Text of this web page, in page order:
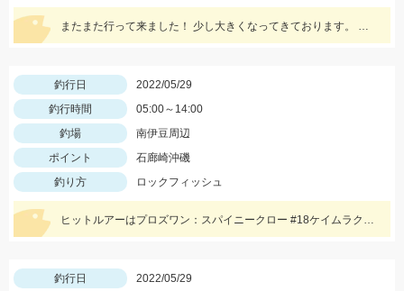
またまた行って来ました！ 少し大きくなってきております。 数が釣れるので楽しいですよ！
釣行日
2022/05/29
釣行時間
05:00～14:00
釣場
南伊豆周辺
ポイント
石廊崎沖磯
釣り方
ロックフィッシュ
ヒットルアーはプロズワン：スパイニークロー #18ケイムラクリアルビー 良型アカハタ おめでとうございます！
釣行日
2022/05/29